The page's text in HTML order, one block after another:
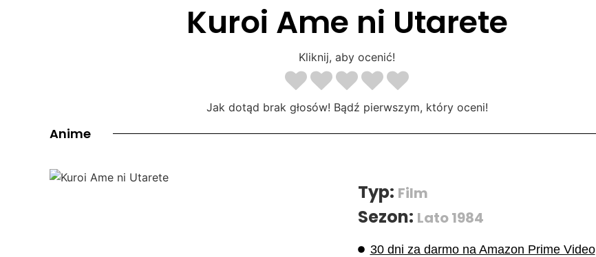
Kuroi Ame ni Utarete
Kliknij, aby ocenić!
Jak dotąd brak głosów! Bądź pierwszym, który oceni!
Anime
Typ: Film
Sezon: Lato 1984
30 dni za darmo na Amazon Prime Video